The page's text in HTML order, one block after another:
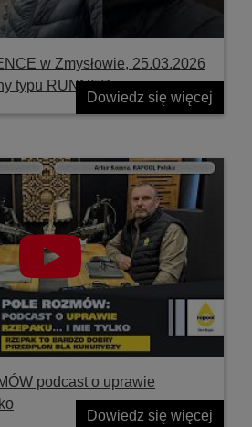
w Zmysłowie, 25.03.2026
typu RUNNER
Dowiedz się więcej
podcast o uprawie
Dowiedz się więcej